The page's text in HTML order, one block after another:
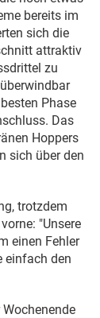
bereits im
sich die
attraktiv
zu
Phase
Das
Hoppers
sich über den
trotzdem
"Unsere
einen Fehler
einfach den